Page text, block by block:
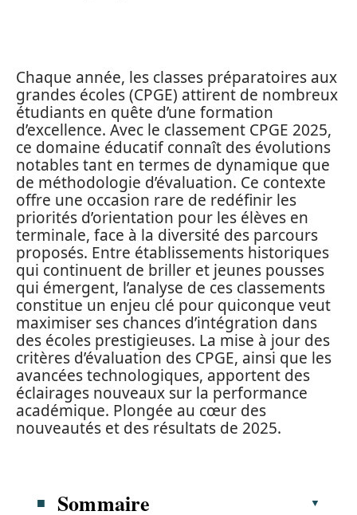
Chaque année, les classes préparatoires aux
grandes écoles (CPGE) attirent de nombreux
étudiants en quête d’une formation
d’excellence. Avec le classement CPGE 2025,
ce domaine éducatif connaît des évolutions
notables tant en termes de dynamique que
de méthodologie d’évaluation. Ce contexte
offre une occasion rare de redéfinir les
priorités d’orientation pour les élèves en
terminale, face à la diversité des parcours
proposés. Entre établissements historiques
qui continuent de briller et jeunes pousses
qui émergent, l’analyse de ces classements
constitue un enjeu clé pour quiconque veut
maximiser ses chances d’intégration dans
des écoles prestigieuses. La mise à jour des
critères d’évaluation des CPGE, ainsi que les
avancées technologiques, apportent des
éclairages nouveaux sur la performance
académique. Plongée au cœur des
nouveautés et des résultats de 2025.
Sommaire